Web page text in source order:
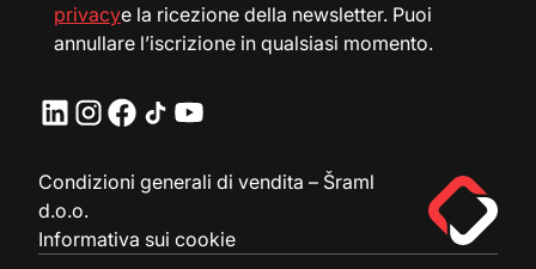
privacye la ricezione della newsletter. Puoi
annullare l’iscrizione in qualsiasi momento.
Condizioni generali di vendita – Šraml
d.o.o.
Informativa sui cookie